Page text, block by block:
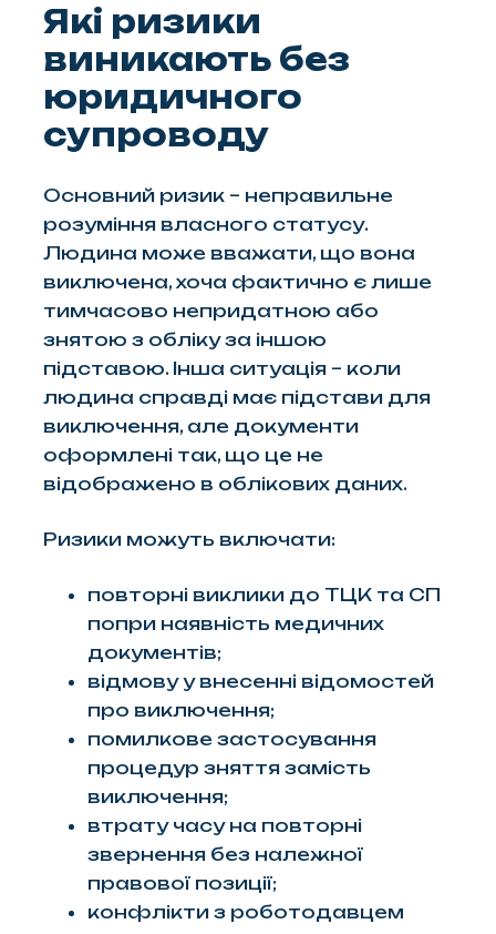
Які ризики
виникають без
юридичного
супроводу
Основний ризик – неправильне
розуміння власного статусу.
Людина може вважати, що вона
виключена, хоча фактично є лише
тимчасово непридатною або
знятою з обліку за іншою
підставою. Інша ситуація – коли
людина справді має підстави для
виключення, але документи
оформлені так, що це не
відображено в облікових даних.
Ризики можуть включати:
повторні виклики до ТЦК та СП
попри наявність медичних
документів;
відмову у внесенні відомостей
про виключення;
помилкове застосування
процедур зняття замість
виключення;
втрату часу на повторні
звернення без належної
правової позиції;
конфлікти з роботодавцем